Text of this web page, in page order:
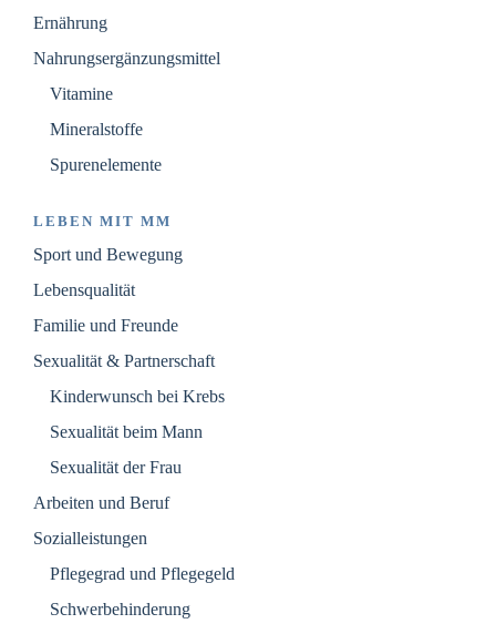
Ernährung
Nahrungsergänzungsmittel
Vitamine
Mineralstoffe
Spurenelemente
LEBEN MIT MM
Sport und Bewegung
Lebensqualität
Familie und Freunde
Sexualität & Partnerschaft
Kinderwunsch bei Krebs
Sexualität beim Mann
Sexualität der Frau
Arbeiten und Beruf
Sozialleistungen
Pflegegrad und Pflegegeld
Schwerbehinderung